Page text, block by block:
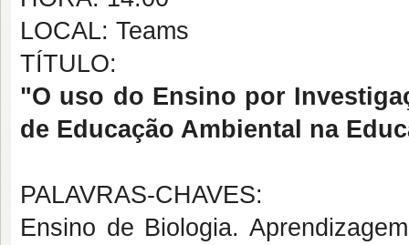
LOCAL: Teams
TÍTULO:
"O uso do Ensino por
de Educação Ambiental na
PALAVRAS-CHAVES:
Ensino de Biologia.